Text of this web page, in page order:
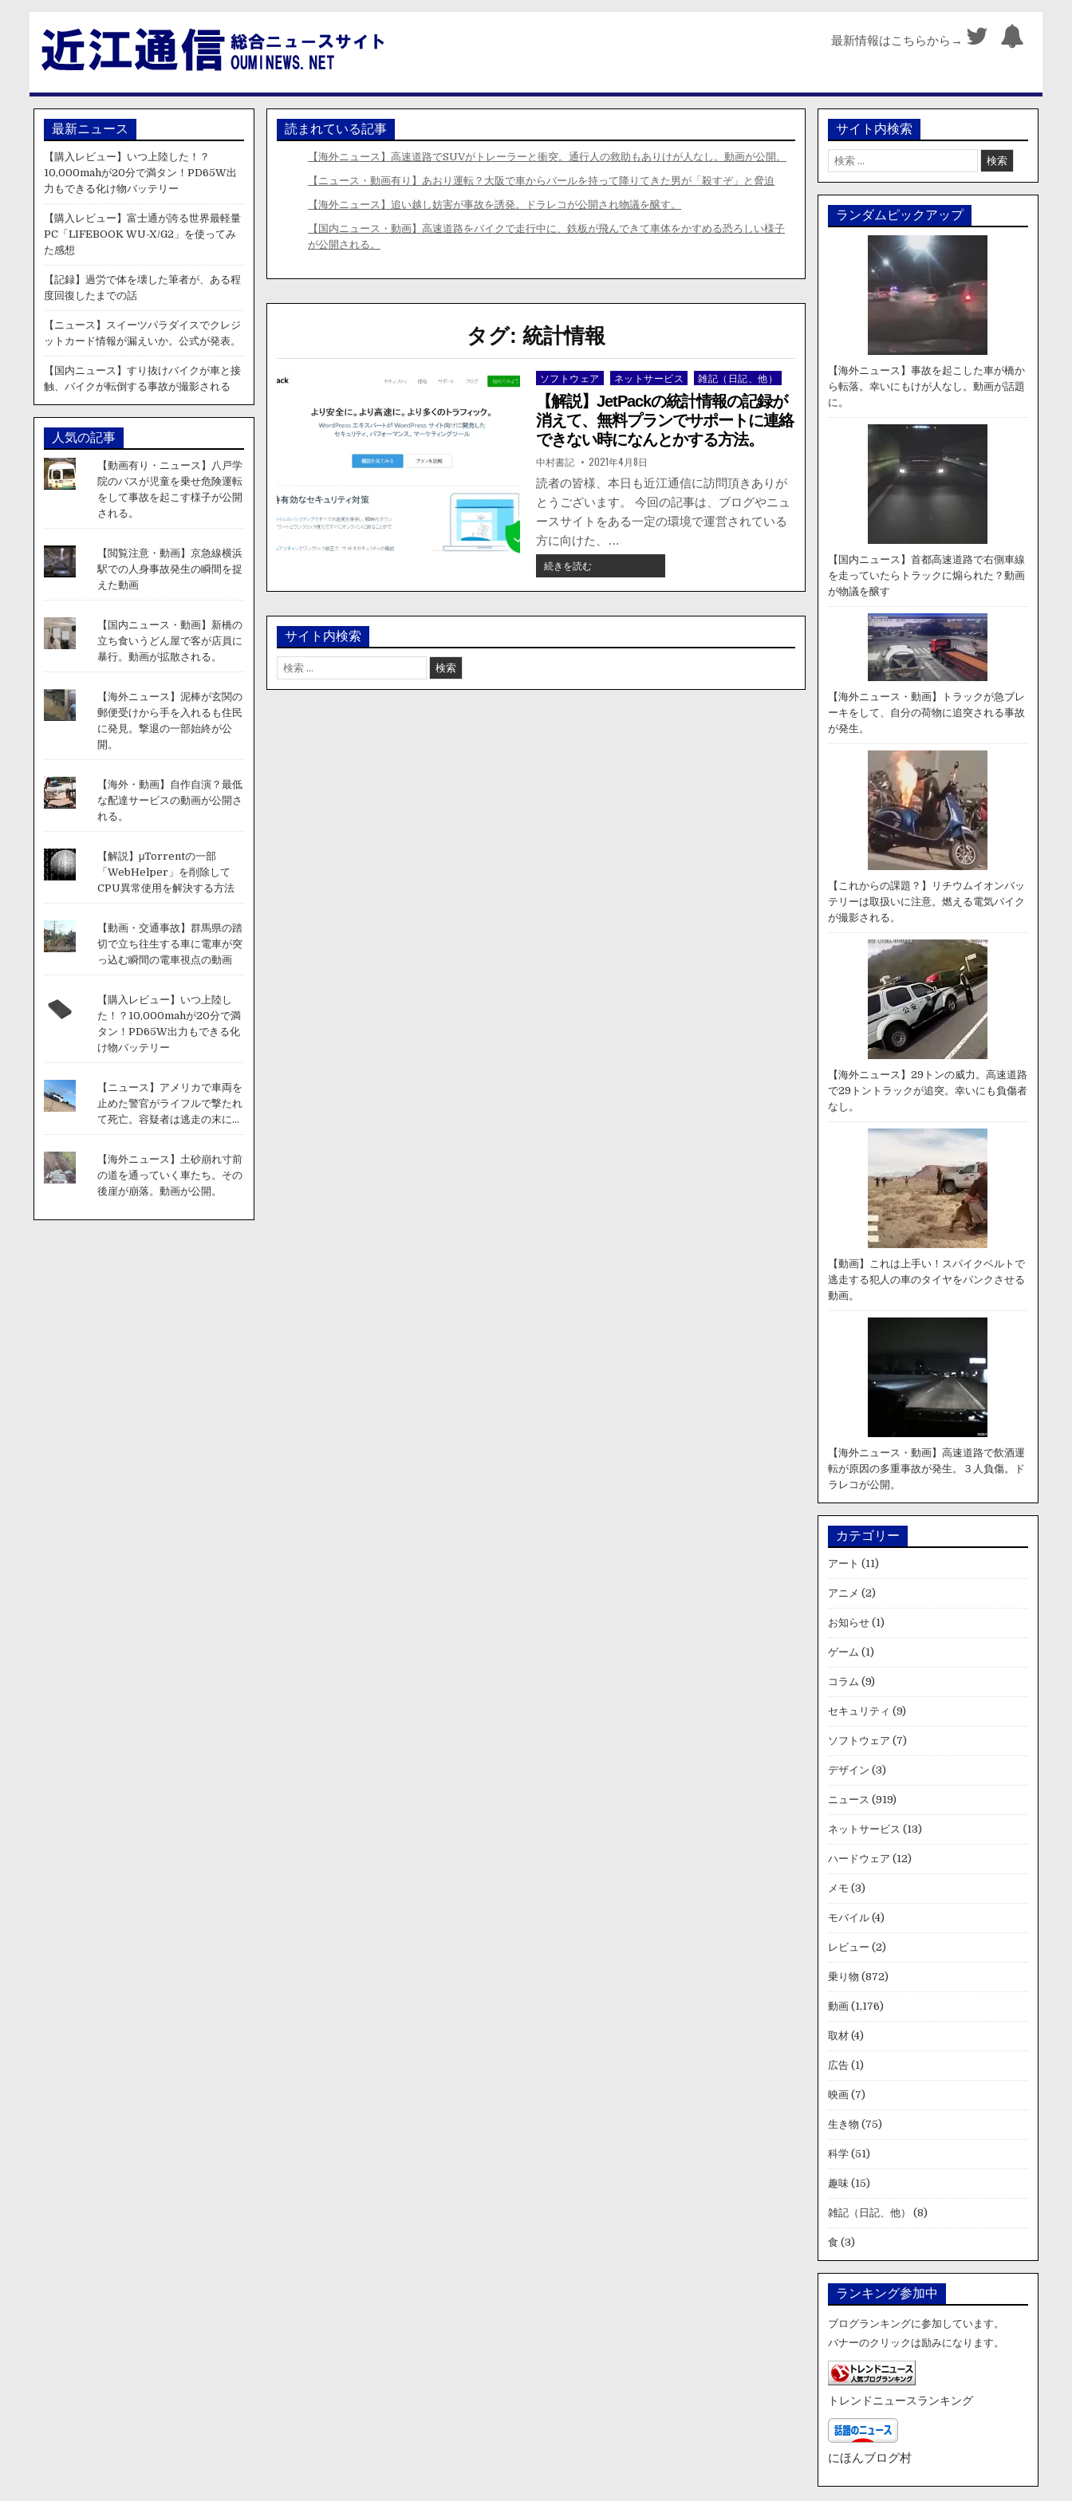
最新情報はこちらから→
読まれている記事
【海外ニュース】高速道路でSUVがトレーラーと衝突。通行人の救助もありけが人なし。動画が公開。
【ニュース・動画有り】あおり運転？大阪で車からバールを持って降りてきた男が「殺すぞ」と脅迫
【海外ニュース】追い越し妨害が事故を誘発。ドラレコが公開され物議を醸す。
【国内ニュース・動画】高速道路をバイクで走行中に、鉄板が飛んできて車体をかすめる恐ろしい様子
が公開される。
タグ: 統計情報
Posted
ソフトウェア ネットサービス 雑記（日記、他）
【解説】JetPackの統計情報の記録が
消えて、無料プランでサポートに連絡
できない時になんとかする方法。
著
者:
中村書記 掲
載
日：
2021年4月8日
読者の皆様、本日も近江通信に訪問頂きありが
とうございます。 今回の記事は、ブログやニュ
ースサイトをある一定の環境で運営されている
方に向けた、…
続きを読む【解
説】
JETPACK
サイト内検索
検
索:
最新ニュース
【購入レビュー】いつ上陸した！？
10,000mahが20分で満タン！PD65W出
力もできる化け物バッテリー
【購入レビュー】富士通が誇る世界最軽量
PC「LIFEBOOK WU-X/G2」を使ってみ
た感想
【記録】過労で体を壊した筆者が、ある程
度回復したまでの話
【ニュース】スイーツパラダイスでクレジ
ットカード情報が漏えいか。公式が発表。
【国内ニュース】すり抜けバイクが車と接
触、バイクが転倒する事故が撮影される
人気の記事
【動画有り・ニュース】八戸学
院のバスが児童を乗せ危険運転
をして事故を起こす様子が公開
される。
【閲覧注意・動画】京急線横浜
駅での人身事故発生の瞬間を捉
えた動画
【国内ニュース・動画】新橋の
立ち食いうどん屋で客が店員に
暴行。動画が拡散される。
【海外ニュース】泥棒が玄関の
郵便受けから手を入れるも住民
に発見。撃退の一部始終が公
開。
【海外・動画】自作自演？最低
な配達サービスの動画が公開さ
れる。
【解説】μTorrentの一部
「WebHelper」を削除して
CPU異常使用を解決する方法
【動画・交通事故】群馬県の踏
切で立ち往生する車に電車が突
っ込む瞬間の電車視点の動画
【購入レビュー】いつ上陸し
た！？10,000mahが20分で満
タン！PD65W出力もできる化
け物バッテリー
【ニュース】アメリカで車両を
止めた警官がライフルで撃たれ
て死亡。容疑者は逃走の末に...
【海外ニュース】土砂崩れ寸前
の道を通っていく車たち。その
後崖が崩落。動画が公開。
サイト内検索
検
索:
ランダムピックアップ
【海外ニュース】事故を起こした車が橋か
ら転落。幸いにもけが人なし。動画が話題
に。
【国内ニュース】首都高速道路で右側車線
を走っていたらトラックに煽られた？動画
が物議を醸す
【海外ニュース・動画】トラックが急ブレ
ーキをして、自分の荷物に追突される事故
が発生。
【これからの課題？】リチウムイオンバッ
テリーは取扱いに注意。燃える電気バイク
が撮影される。
【海外ニュース】29トンの威力。高速道路
で29トントラックが追突。幸いにも負傷者
なし。
【動画】これは上手い！スパイクベルトで
逃走する犯人の車のタイヤをパンクさせる
動画。
【海外ニュース・動画】高速道路で飲酒運
転が原因の多重事故が発生。３人負傷。ド
ラレコが公開。
カテゴリー
アート (11)
アニメ (2)
お知らせ(1)
ゲーム (1)
コラム (9)
セキュリティ (9)
ソフトウェア (7)
デザイン (3)
ニュース (919)
ネットサービス (13)
ハードウェア (12)
メモ (3)
モバイル(4)
レビュー (2)
乗り物 (872)
動画(1,176)
取材(4)
広告(1)
映画(7)
生き物 (75)
科学(51)
趣味(15)
雑記（日記、他） (8)
食 (3)
ランキング参加中
ブログランキングに参加しています。
バナーのクリックは励みになります。
トレンドニュースランキング
にほんブログ村